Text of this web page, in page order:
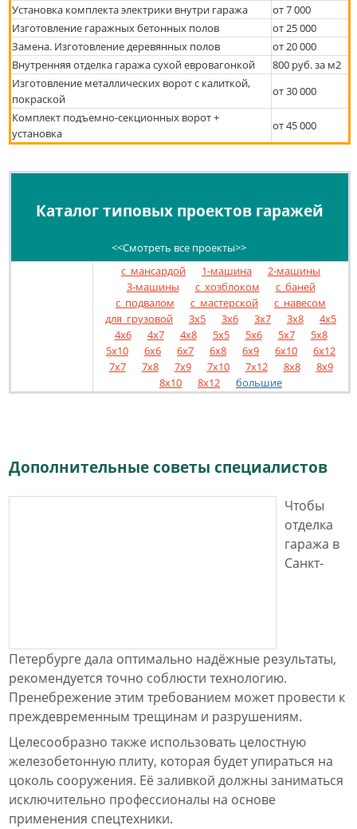
Установка комплекта электрики внутри гаража
от 7 000
Изготовление гаражных бетонных полов
от 25 000
Замена. Изготовление деревянных полов
от 20 000
Внутренняя отделка гаража сухой евровагонкой
800 руб. за м2
Изготовление металлических ворот с калиткой,
покраской
от 30 000
Комплект подъемно-секционных ворот +
установка
от 45 000
Каталог типовых проектов гаражей
<<Смотреть все проекты>>
с_мансардой
1-машина
2-машины
3-машины
с_хозблоком
с_баней
с_подвалом
с_мастерской
с_навесом
для_грузовой
3x5 3x6 3x7 3x8
4x5
4x6
4x7 4x8 5x5 5x6 5x7
5x8
5x10
6x6 6x7 6x8 6x9 6x10
6x12
7x7
7x8 7x9 7x10 7x12 8x8
8x9
8x10
8x12 большие
Дополнительные советы специалистов
Чтобы
отделка
гаража в
Санкт-
Петербурге дала оптимально надёжные результаты,
рекомендуется точно соблюсти технологию.
Пренебрежение этим требованием может провести к
преждевременным трещинам и разрушениям.
Целесообразно также использовать целостную
железобетонную плиту, которая будет упираться на
цоколь сооружения. Её заливкой должны заниматься
исключительно профессионалы на основе
применения спецтехники.